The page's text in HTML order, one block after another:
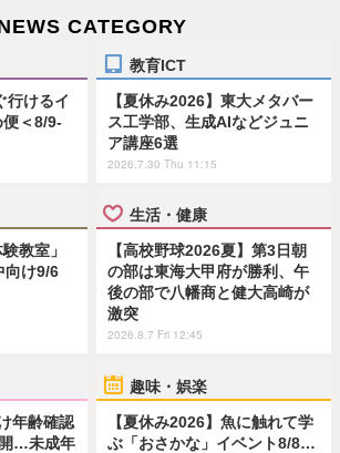
CATEGORY
行けるイ
＜8/9-
教育ICT
【夏休み2026】東大メタバー
ス工学部、生成AIなどジュニ
ア講座6選
2026.7.30 Thu 11:15
教室」
向け9/6
生活・健康
【高校野球2026夏】第3日朝
の部は東海大甲府が勝利、午
後の部で八幡商と健大高崎が
激突
2026.8.7 Fri 12:45
年齢確認
…未成年
趣味・娯楽
【夏休み2026】魚に触れて学
ぶ「おさかな」イベント8/8…